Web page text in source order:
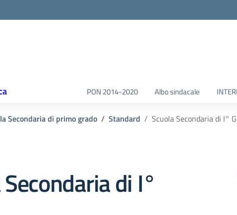
PON 2014-2020 Albo sindacale
Secondaria di primo grado Standard Scuola Secondaria di I°
di I°